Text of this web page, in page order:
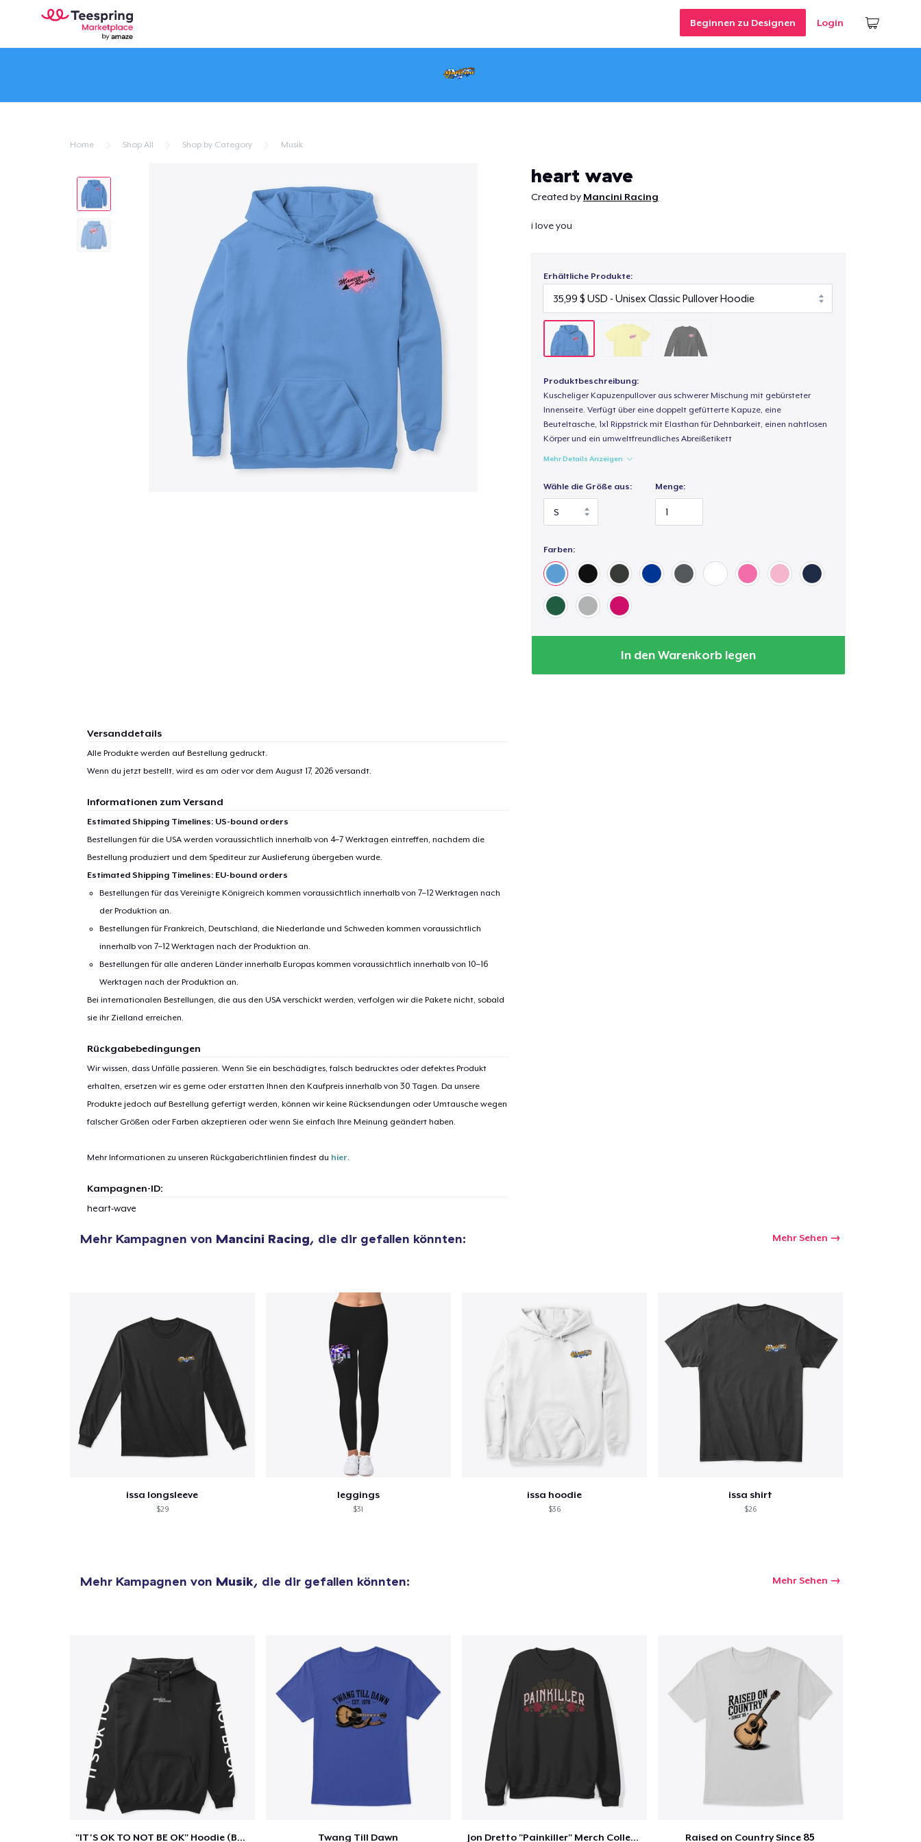
Beginnen zu Designen Login
Home Shop All Shop by Category Musik
heart wave
Created by Mancini Racing
i love you
Erhältliche Produkte:
Produktbeschreibung:
Kuscheliger Kapuzenpullover aus schwerer Mischung mit gebürsteter
Innenseite. Verfügt über eine doppelt gefütterte Kapuze, eine
Beuteltasche, 1x1 Rippstrick mit Elasthan für Dehnbarkeit, einen nahtlosen
Körper und ein umweltfreundliches Abreißetikett
Mehr Details Anzeigen
Wähle die Größe aus: Menge:
Farben:
In den Warenkorb legen
Versanddetails
Alle Produkte werden auf Bestellung gedruckt.
Wenn du jetzt bestellt, wird es am oder vor dem August 17, 2026versandt.
Informationen zum Versand
Estimated Shipping Timelines: US-bound orders
Bestellungen für die USA werden voraussichtlich innerhalb von 4–7 Werktagen eintreffen, nachdem die
Bestellung produziert und dem Spediteur zur Auslieferung übergeben wurde.
Estimated Shipping Timelines: EU-bound orders
Bestellungen für das Vereinigte Königreich kommen voraussichtlich innerhalb von 7–12 Werktagen nach
der Produktion an.
Bestellungen für Frankreich, Deutschland, die Niederlande und Schweden kommen voraussichtlich
innerhalb von 7–12 Werktagen nach der Produktion an.
Bestellungen für alle anderen Länder innerhalb Europas kommen voraussichtlich innerhalb von 10–16
Werktagen nach der Produktion an.
Bei internationalen Bestellungen, die aus den USA verschickt werden, verfolgen wir die Pakete nicht, sobald
sie ihr Zielland erreichen.
Rückgabebedingungen
Wir wissen, dass Unfälle passieren. Wenn Sie ein beschädigtes, falsch bedrucktes oder defektes Produkt
erhalten, ersetzen wir es gerne oder erstatten Ihnen den Kaufpreis innerhalb von 30 Tagen. Da unsere
Produkte jedoch auf Bestellung gefertigt werden, können wir keine Rücksendungen oder Umtausche wegen
falscher Größen oder Farben akzeptieren oder wenn Sie einfach Ihre Meinung geändert haben.
Mehr Informationen zu unseren Rückgaberichtlinien findest du hier
Kampagnen-ID:
heart-wave
Mehr Kampagnen von Mancini Racing, die dir gefallen könnten: Mehr Sehen
issa longsleeve
$29
leggings
$31
issa hoodie
$36
issa shirt
$26
Mehr Kampagnen von Musik, die dir gefallen könnten: Mehr Sehen
"IT'S OK TO NOT BE OK" Hoodie (BP LOGO) Twang Till Dawn Jon Dretto "Painkiller" Merch Collection Raised on Country Since 85
hinzugefügt
Zur Kasse gehen
Comfort Tee
Unisex Classic Crewneck Sweatshirt
30,99 $